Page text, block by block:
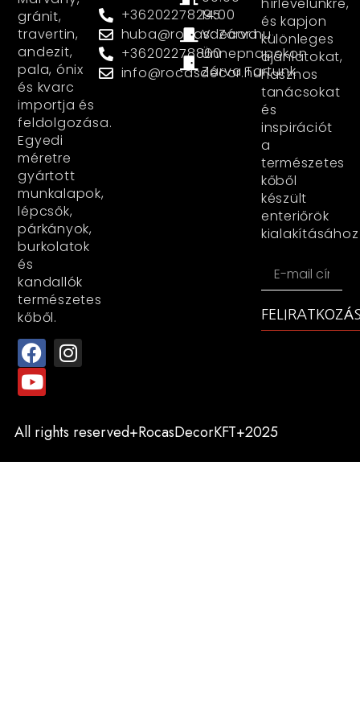
gránit,
travertin,
andezit,
pala, ónix
és kvarc
importja és
feldolgozása.
Egyedi
méretre
gyártott
munkalapok,
lépcsők,
párkányok,
burkolatok
és
kandallók
természetes
kőből.
+36202278295
huba@rocasdecor.hu
+36202278860
info@rocasdecor.hu
14:00
V: Zárva
Ünnepnapokon
Zárva Tartunk
és kapjon
különleges
ajánlatokat,
hasznos
tanácsokat
és
inspirációt
a
természetes
kőből
készült
enteriőrök
kialakításához
All rights reserved+RocasDecorKFT+2025